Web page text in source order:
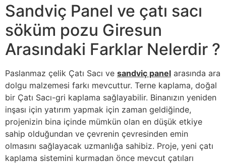
Sandviç Panel ve çatı sacı
söküm pozu Giresun
Arasındaki Farklar Nelerdir ?
Paslanmaz çelik Çatı Sacı ve sandviç panel arasında ara
dolgu malzemesi farkı mevcuttur. Terne kaplama, doğal
bir Çatı Sacı-gri kaplama sağlayabilir. Binanızın yeniden
inşası için yatırım yapmak için zaman geldiğinde,
projenizin bina içinde mümkün olan en düşük etkiye
sahip olduğundan ve çevrenin çevresinden emin
olmasını sağlayacak uzmanlığa sahibiz. Proje, yeni çatı
kaplama sistemini kurmadan önce mevcut çatıları